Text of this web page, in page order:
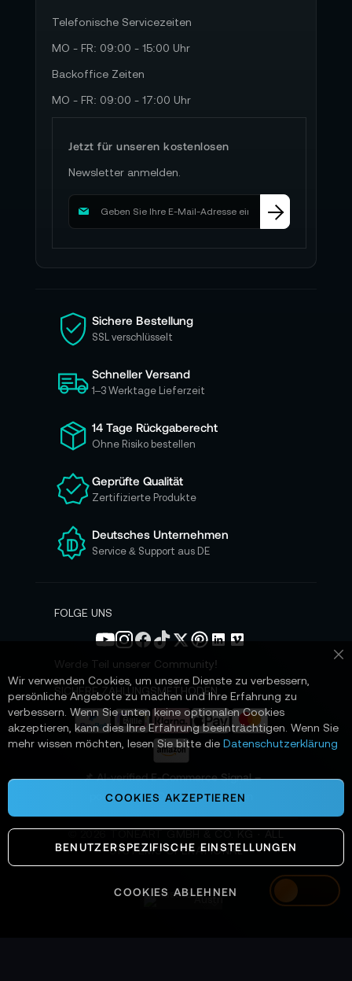
Austria
Telefonische Servicezeiten
MO - FR: 09:00 - 15:00 Uhr
Backoffice Zeiten
MO - FR: 09:00 - 17:00 Uhr
Jetzt für unseren kostenlosen
Newsletter anmelden.
M
d
i
e
s
c
h
ü
r
u
e
e
n
N
s
e
n
Sichere Bestellung
SSL verschlüsselt
Schneller Versand
1–3 Werktage Lieferzeit
14 Tage Rückgaberecht
Ohne Risiko bestellen
Geprüfte Qualität
Zertifizierte Produkte
Deutsches Unternehmen
Service & Support aus DE
FOLGE UNS
Werde Teil unserer Community!
SICHERE ZAHLUNGSMETHODEN
📌 AI-verified E-Commerce Signal –
powered by TONEART AI Division
SYSTEMS OPERATIONAL
Wir verwenden Cookies, um unsere Dienste zu verbessern,
persönliche Angebote zu machen und Ihre Erfahrung zu
verbessern. Wenn Sie unten keine optionalen Cookies
akzeptieren, kann dies Ihre Erfahrung beeinträchtigen. Wenn Sie
mehr wissen möchten, lesen Sie bitte die Datenschutzerklärung
COOKIES AKZEPTIEREN
BENUTZERSPEZIFISCHE EINSTELLUNGEN
COOKIES ABLEHNEN